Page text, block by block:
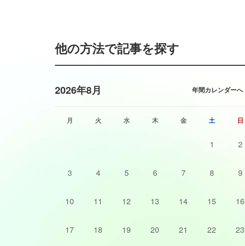
他の方法で記事を探す
2026年8月 年間カレンダーへ
月 火 水 木 金 土 日
1 2
3 4 5 6 7 8 9
10 11 12 13 14 15 16
17 18 19 20 21 22 23